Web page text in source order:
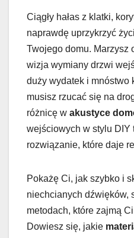
Ciągły hałas z klatki,
naprawdę uprzykrzyć
Twojego domu. Marzysz
wizja wymiany drzwi
duży wydatek i mnóstwo
musisz rzucać się na
różnicę w akustyce
wejściowych w stylu DIY
rozwiązanie, które daje
Pokażę Ci, jak szybko i
niechcianych dźwięków,
metodach, które zajmą
Dowiesz się, jakie